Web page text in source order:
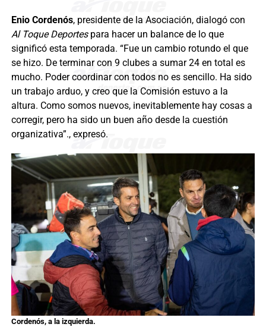
Enio Cordenós, presidente de la Asociación, dialogó con
Al Toque Deportespara hacer un balance de lo que
significó esta temporada. “Fue un cambio rotundo el que
se hizo. De terminar con 9 clubes a sumar 24 en total es
mucho. Poder coordinar con todos no es sencillo. Ha sido
un trabajo arduo, y creo que la Comisión estuvo a la
altura. Como somos nuevos, inevitablemente hay cosas a
corregir, pero ha sido un buen año desde la cuestión
organizativa”., expresó.
Cordenós, a la izquierda.